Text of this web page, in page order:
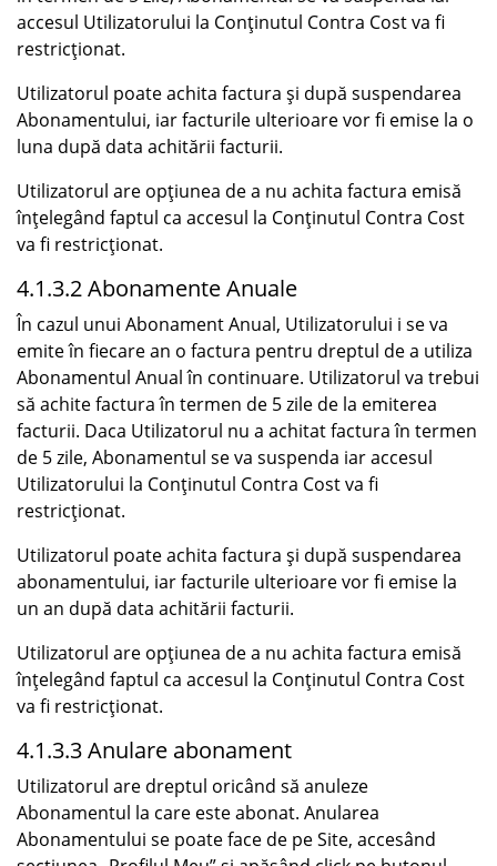
accesul Utilizatorului la Conținutul Contra Cost va fi
restricționat.
Utilizatorul poate achita factura și după suspendarea
Abonamentului, iar facturile ulterioare vor fi emise la o
luna după data achitării facturii.
Utilizatorul are opțiunea de a nu achita factura emisă
înțelegând faptul ca accesul la Conținutul Contra Cost
va fi restricționat.
4.1.3.2 Abonamente Anuale
În cazul unui Abonament Anual, Utilizatorului i se va
emite în fiecare an o factura pentru dreptul de a utiliza
Abonamentul Anual în continuare. Utilizatorul va trebui
să achite factura în termen de 5 zile de la emiterea
facturii. Daca Utilizatorul nu a achitat factura în termen
de 5 zile, Abonamentul se va suspenda iar accesul
Utilizatorului la Conținutul Contra Cost va fi
restricționat.
Utilizatorul poate achita factura și după suspendarea
abonamentului, iar facturile ulterioare vor fi emise la
un an după data achitării facturii.
Utilizatorul are opțiunea de a nu achita factura emisă
înțelegând faptul ca accesul la Conținutul Contra Cost
va fi restricționat.
4.1.3.3 Anulare abonament
Utilizatorul are dreptul oricând să anuleze
Abonamentul la care este abonat. Anularea
Abonamentului se poate face de pe Site, accesând